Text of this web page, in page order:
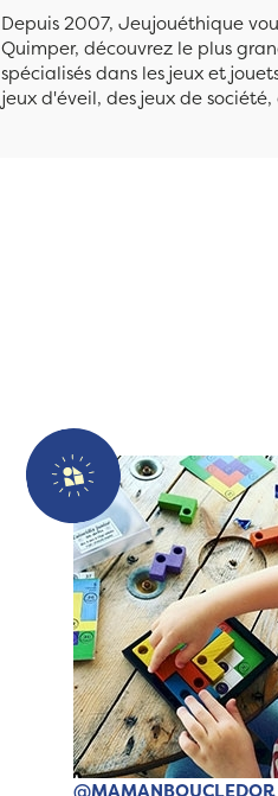
Depuis 2007, Jeujouéthique
Quimper, découvrez le plus
spécialisés dans les jeux et
jeux d'éveil, des jeux de
@MAMANBOUCLEDOR